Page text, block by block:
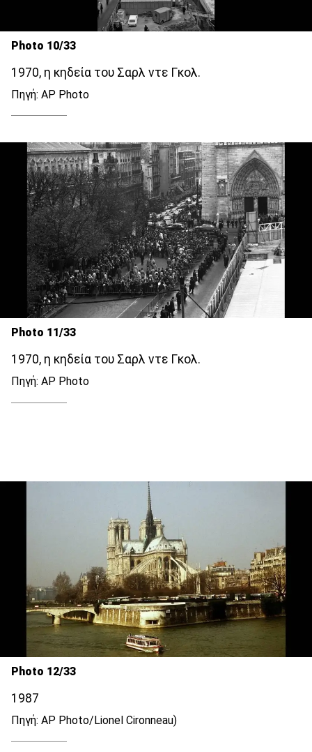
Photo 10/33
1970, η κηδεία του Σαρλ ντε Γκολ.
Πηγή: AP Photo
Photo 11/33
1970, η κηδεία του Σαρλ ντε Γκολ.
Πηγή: AP Photo
Photo 12/33
1987
Πηγή: AP Photo/Lionel Cironneau)